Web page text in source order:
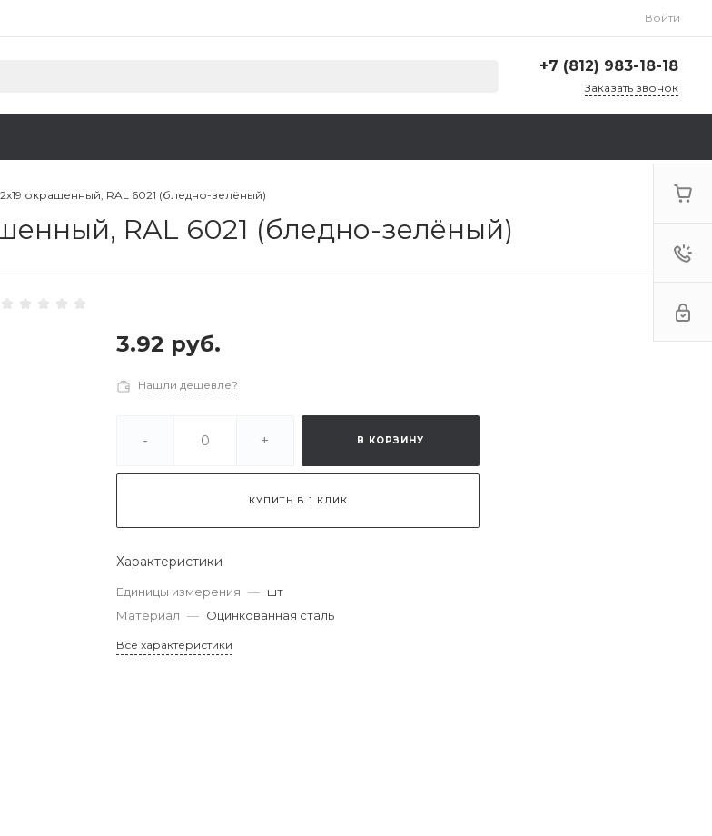
Войти
+7 (812) 983-18-18
Пн-Пт: 9:00-18:00 Cб-Вс:
Заказать звонок
окрашенный, RAL 6021 (бледно-зелёный)
RAL 6021 (бледно-зелёный)
3.92 руб.
Нашли дешевле?
- + В КОРЗИНУ
КУПИТЬ В 1 КЛИК
Характеристики
Единицы измерения — шт
Материал — Оцинкованная сталь
Все характеристики